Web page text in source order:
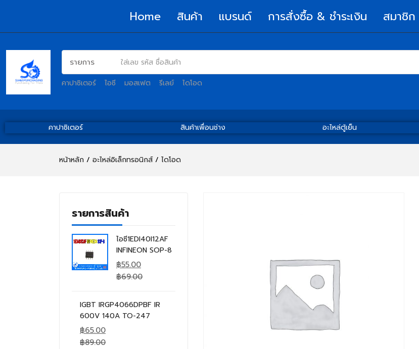
Home สินค้า แบรนด์ การสั่งซื้อ & ชำระเงิน สมาชิก
คาปาซิเตอร์ ไอซี มอสเฟต รีเลย์ ไดโอด
คาปาซิเตอร์ สินค้าเพื่อนช่าง อะไหล่ตู้เย็น
หน้าหลัก อะไหล่อิเล็กทรอนิกส์ ไดโอด
รายการสินค้า
ไอซี1EDI40I12AF
INFINEON SOP-8
฿55.00
฿69.00
IGBT IRGP4066DPBF IR
600V 140A TO-247
฿65.00
฿89.00